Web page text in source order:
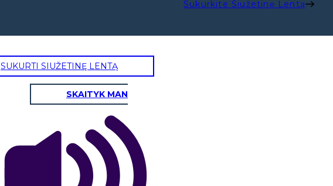
Sukurkite Siužetinę Lentą
SUKURTI SIUŽETINĘ LENTĄ
SKAITYK MAN